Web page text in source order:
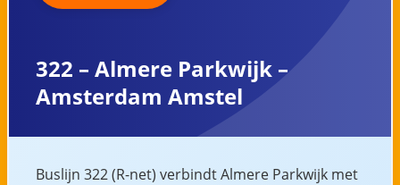
322 – Almere Parkwijk –
Amsterdam Amstel
Buslijn 322 (R-net) verbindt Almere Parkwijk met